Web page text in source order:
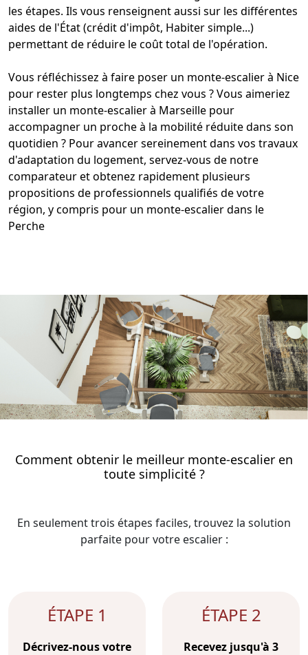
les étapes. Ils vous renseignent aussi sur les différentes
aides de l'État (crédit d'impôt, Habiter simple...)
permettant de réduire le coût total de l'opération.
Vous réfléchissez à faire poser un monte-escalier à Nice
pour rester plus longtemps chez vous ? Vous aimeriez
installer un monte-escalier à Marseille pour
accompagner un proche à la mobilité réduite dans son
quotidien ? Pour avancer sereinement dans vos travaux
d'adaptation du logement, servez-vous de notre
comparateur et obtenez rapidement plusieurs
propositions de professionnels qualifiés de votre
région, y compris pour un monte-escalier dans le
Perche
Comment obtenir le meilleur monte-escalier en
toute simplicité ?
En seulement trois étapes faciles, trouvez la solution
parfaite pour votre escalier :
ÉTAPE 1
Décrivez-nous votre
ÉTAPE 2
Recevez jusqu'à 3